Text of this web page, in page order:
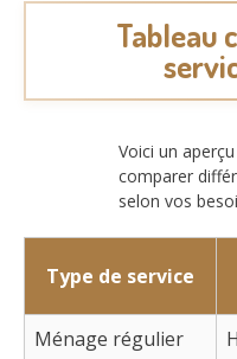
Tableau
Voici un
comparer
selon vos
Type de service
Ménage régulier